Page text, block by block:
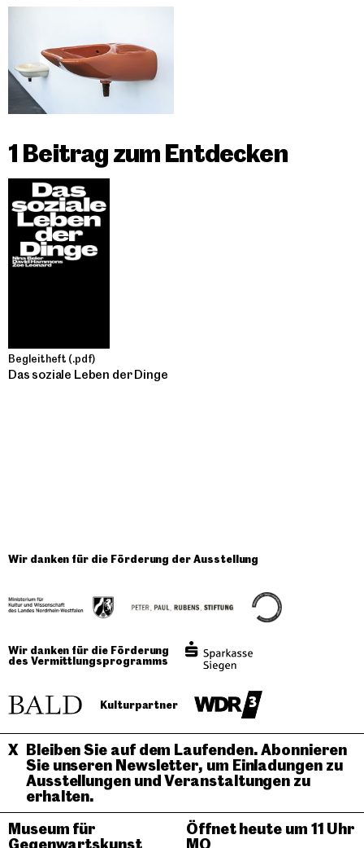
1 Beitrag zum Entdecken
Begleitheft (.pdf)
Das soziale Leben der Dinge
Wir danken für die Förderung der Ausstellung
Wir danken für die Förderung
des Vermittlungsprogramms
Kulturpartner
Museum für
Gegenwartskunst
Öffnet heute um 11 Uhr
MO
Bleiben Sie auf dem Laufenden. Abonnieren
Sie unseren Newsletter, um Einladungen zu
Ausstellungen und Veranstaltungen zu
erhalten.